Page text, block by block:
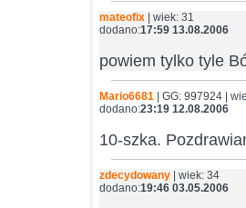
mateofix | wiek: 31
dodano:17:59 13.08.2006
powiem tylko tyle
Mario6681 | GG: 997924 |
dodano:23:19 12.08.2006
10-szka.
zdecydowany | wiek: 34
dodano:19:46 03.05.2006